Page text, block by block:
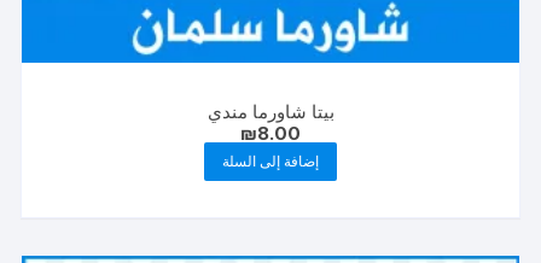
بيتا شاورما مندي
₪8.00
إضافة إلى السلة